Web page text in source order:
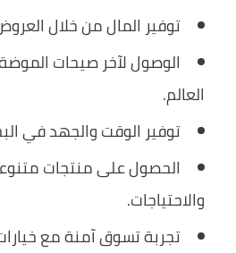
توفير المال من خلال
الوصول لآخر صيحات
العالم.
توفير الوقت والجهد في
الحصول على منتجات
والاحتياجات.
تجربة تسوق آمنة مع